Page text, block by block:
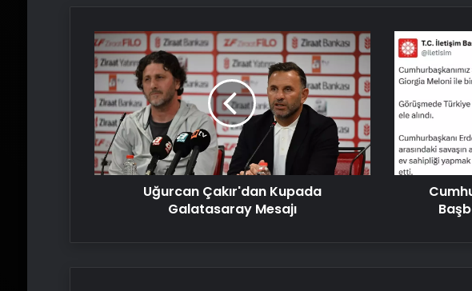
Uğurcan
Çakır'dan
Kupada
Galatasaray
Mesajı
Uğurcan Çakır'dan Kupada
Galatasaray Mesajı
Cumhurbaşkanı
Erdoğan,
İtalya
Başbakanı
Meloni
ile
görüştü